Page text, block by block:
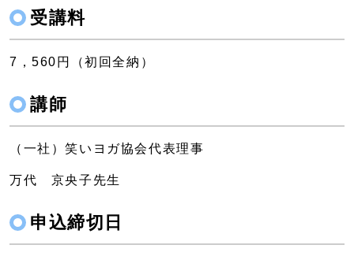
受講料
7，560円（初回全納）
講師
（一社）笑いヨガ協会代表理事
万代 京央子先生
申込締切日